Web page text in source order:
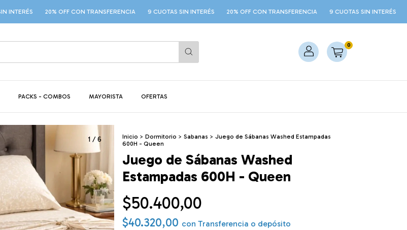
20% OFF CON TRANSFERENCIA 9 CUOTAS SIN INTERÉS 20% OFF CON TRANSFERENCIA 9 CUOTAS SIN INTERÉS 20% OFF
0
PACKS - COMBOS MAYORISTA OFERTAS
1/6 Inicio > Dormitorio > Sabanas > Juego de Sábanas Washed Estampadas
600H - Queen
Juego de Sábanas Washed
Estampadas 600H - Queen
$50.400,00
$40.320,00 con Transferencia o depósito